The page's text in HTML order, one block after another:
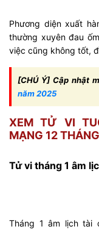
Phương diện xuất
thường xuyên đau
việc cũng không tốt,
[CHÚ Ý] Cập nhật
năm 2025
XEM TỬ VI
MẠNG 12 THÁNG
Tử vi tháng 1 âm
Tháng 1 âm lịch tài